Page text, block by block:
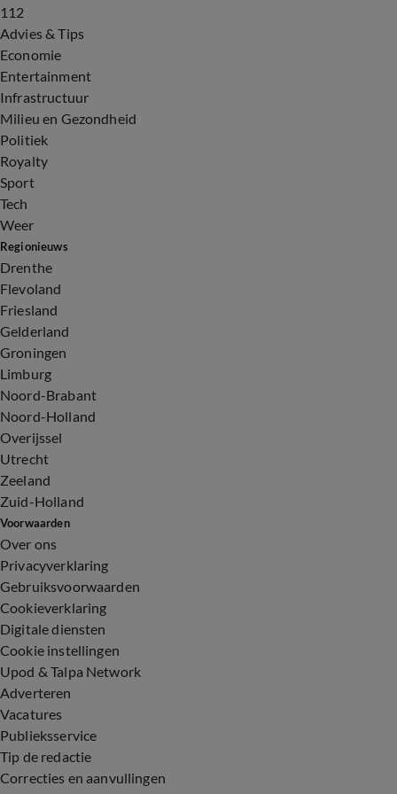
112
Advies & Tips
Economie
Entertainment
Infrastructuur
Milieu en Gezondheid
Politiek
Royalty
Sport
Tech
Weer
Regionieuws
Drenthe
Flevoland
Friesland
Gelderland
Groningen
Limburg
Noord-Brabant
Noord-Holland
Overijssel
Utrecht
Zeeland
Zuid-Holland
Voorwaarden
Over ons
Privacyverklaring
Gebruiksvoorwaarden
Cookieverklaring
Digitale diensten
Cookie instellingen
Upod & Talpa Network
Adverteren
Vacatures
Publieksservice
Tip de redactie
Correcties en aanvullingen